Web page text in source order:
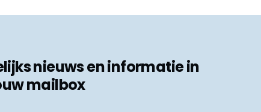
nieuws en informatie in
mailbox